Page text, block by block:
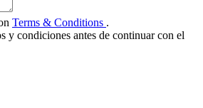
Terms & Conditions .
y condiciones antes de continuar con el